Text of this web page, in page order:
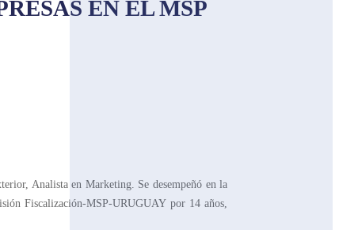
EN EL MSP
Analista en Marketing. Se desempeñó en la
Fiscalización-MSP-URUGUAY por 14 años,